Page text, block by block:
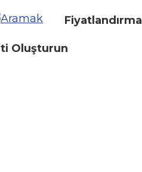
Fiyatlandırma
Oluşturun